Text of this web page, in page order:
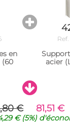
en
(60
acier
€ 81,51 €
€(5%)